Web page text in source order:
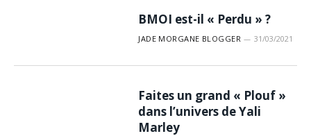
BMOI est-il « Perdu » ?
JADE MORGANE BLOGGER 31/03/2021
Faites un grand « Plouf »
dans l’univers de Yali
Marley